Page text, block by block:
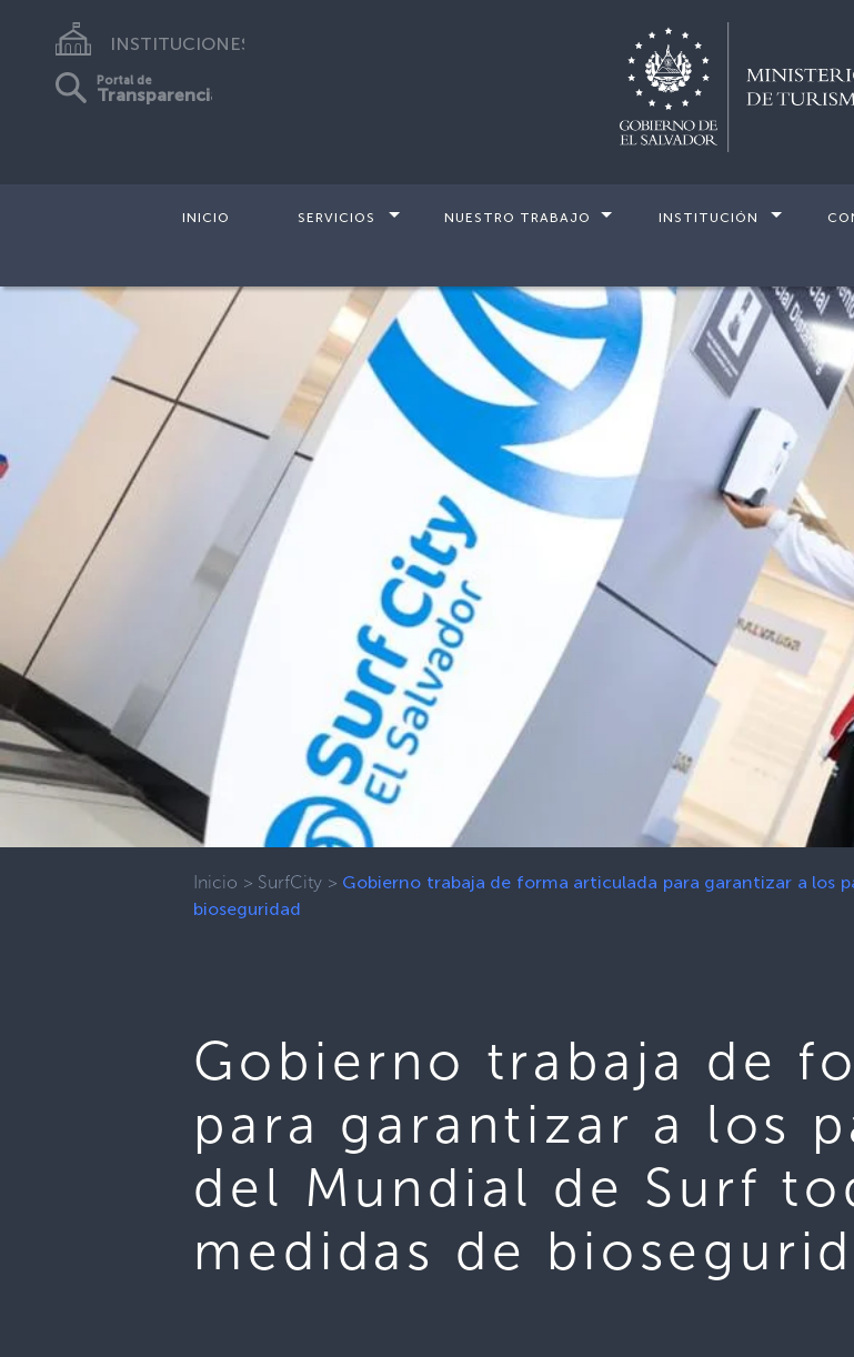
INSTITUCIONES
Portal de
Transparencia
INICIO SERVICIOS NUESTRO TRABAJO INSTITUCIÓN
Inicio > SurfCity > Gobierno trabaja de forma articulada para garantizar a los
bioseguridad
Gobierno trabaja de
para garantizar a los
del Mundial de Surf
medidas de